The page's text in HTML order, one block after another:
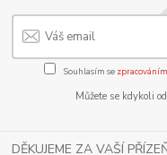
Souhlasím se
Můžete se kdykoli
DĚKUJEME ZA VAŠÍ